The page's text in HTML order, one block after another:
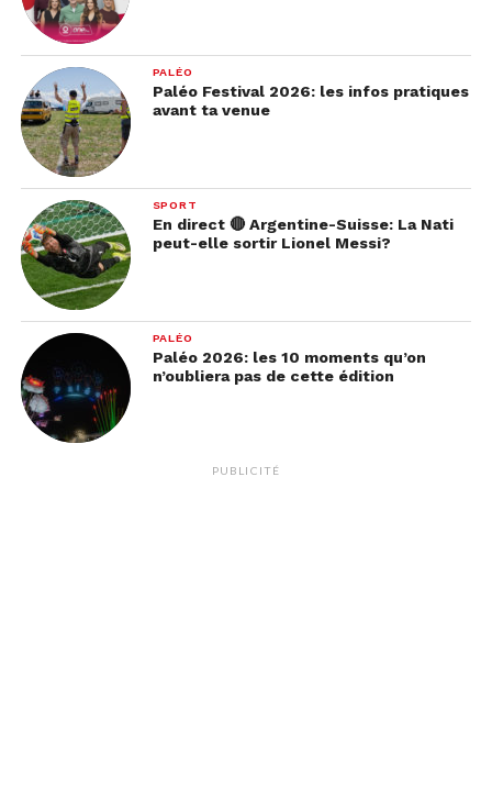
PALÉO
Paléo Festival 2026: les infos pratiques
avant ta venue
SPORT
En direct 🔴 Argentine-Suisse: La Nati
peut-elle sortir Lionel Messi?
PALÉO
Paléo 2026: les 10 moments qu’on
n’oubliera pas de cette édition
PUBLICITÉ